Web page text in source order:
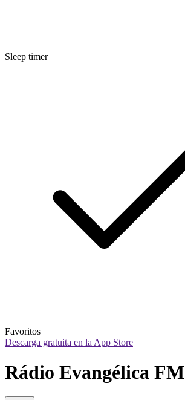
Sleep timer
Favoritos
Descarga gratuita en la App Store
Rádio Evangélica FM